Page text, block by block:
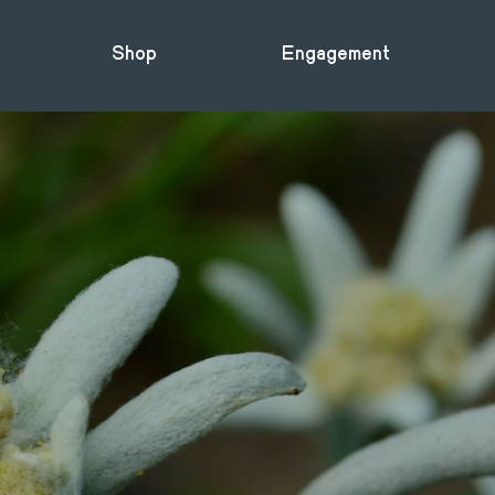
Shop Engagement